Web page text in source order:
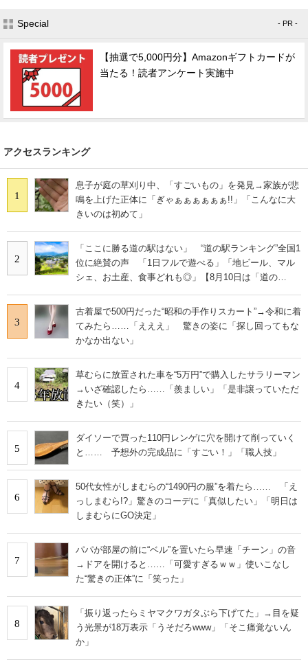
Special - PR -
【抽選で5,000円分】Amazonギフトカードが
当たる！読者アンケート実施中
アクセスランキング
1
息子が庭の草刈り中、「すごいもの」を発見→家族が悲
鳴を上げた正体に「ぎゃぁぁぁぁぁぁ!!」「こんなに大
きいのは初めて」
2
「ここに勝る道の駅はない」 “道の駅ランキング”全国1
位に絶賛の声 「1日フルで遊べる」「地ビール、マル
シェ、お土産、食事どれも◎」【8月10日は「道の
3
古着屋で500円だった“昭和の手作りスカート”→令和に着
てみたら……「えええ」 驚きの姿に「探し回ってもな
かなか出ない」
4
草むらに放置された車を“5万円”で購入したサラリーマン
→いざ確認したら……「羨ましい」「是非譲っていただ
きたい（笑）」
5
ダイソーで買った110円レンゲに穴を開けて削っていく
と…… 予想外の完成品に「すごい！」「職人技」
6
50代女性がしまむらの“1490円の服”を着たら…… 「え
っしまむら!?」驚きのコーデに「真似したい」「明日は
しまむらにGO決定」
7
パパが部屋の前に“ベル”を置いたら早速「チーン」の音
→ドアを開けると……「可愛すぎるｗｗ」使いこなし
た“驚きの正体”に「笑った」
8
「振り返ったらミヤマクワガタぶら下げてた」→目を疑
う光景が18万表示「うそだろwww」「そこ痛覚ないん
か」